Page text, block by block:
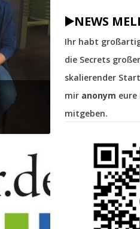
▶️NEWS
Ihr habt
die Secrets
skalierender
mir anonym eure
mitgeben.